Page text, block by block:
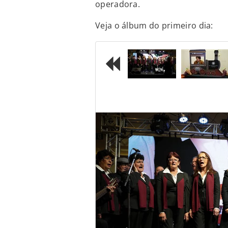
operadora.
Veja o álbum do primeiro dia: